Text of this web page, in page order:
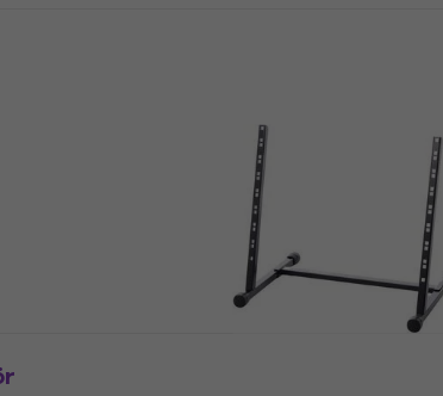
Bespeco BPRACKM8